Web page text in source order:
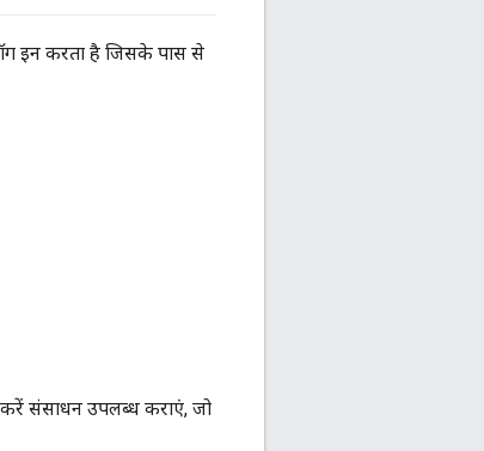
इन करता है जिसके पास से
करें संसाधन उपलब्ध कराएं, जो